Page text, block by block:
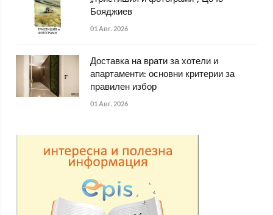
Бояджиев
01 Авг. 2026
Доставка на врати за хотели и
апартаменти: основни критерии за
правилен избор
01 Авг. 2026